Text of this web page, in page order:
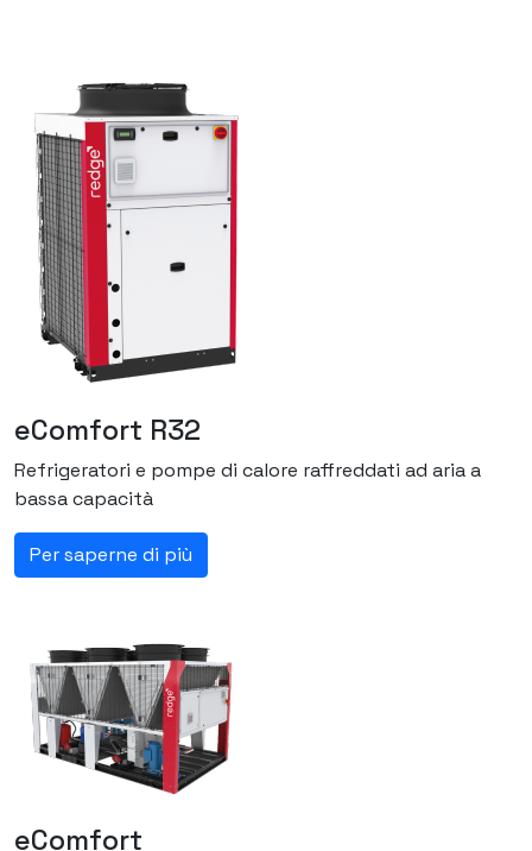
eComfort R32
Refrigeratori e pompe di calore raffreddati ad aria a
bassa capacità
Per saperne di più
eComfort